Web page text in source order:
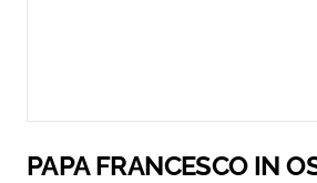
PAPA FRANCESCO IN